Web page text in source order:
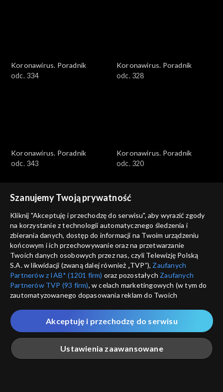
Koronawirus. Poradnik
odc. 334
Koronawirus. Poradnik
odc. 328
Koronawirus. Poradnik
odc. 343
Koronawirus. Poradnik
odc. 320
Koronawirus. Poradnik
odc. 340
Koronawirus. Poradnik
odc. 342
Koronawirus. Poradnik
odc. 332
Koronawirus. Poradnik
odc. 339
Szanujemy Twoją prywatność
Kliknij "Akceptuję i przechodzę do serwisu", aby wyrazić zgody
na korzystanie z technologii automatycznego śledzenia i
zbierania danych, dostęp do informacji na Twoim urządzeniu
końcowym i ich przechowywanie oraz na przetwarzanie
Twoich danych osobowych przez nas, czyli Telewizję Polską
S.A. w likwidacji (zwaną dalej również „TVP”), Zaufanych
Partnerów z IAB* (1201 firm) oraz pozostałych Zaufanych
Partnerów TVP (93 firm), w celach marketingowych (w tym do
zautomatyzowanego dopasowania reklam do Twoich
które wskazujemy poniżej, a także zgody na udostępnianie
przez nas identyfikatora PPID do Google.
Twoje dane osobowe zbierane podczas odwiedzania przez
Ciebie naszych
poszczególnych serwisówzwanych dalej
„Portalem”, w tym informacje zapisywane za pomocą
Ustawienia zaawansowane
Akceptuję i przechodzę do serwisu